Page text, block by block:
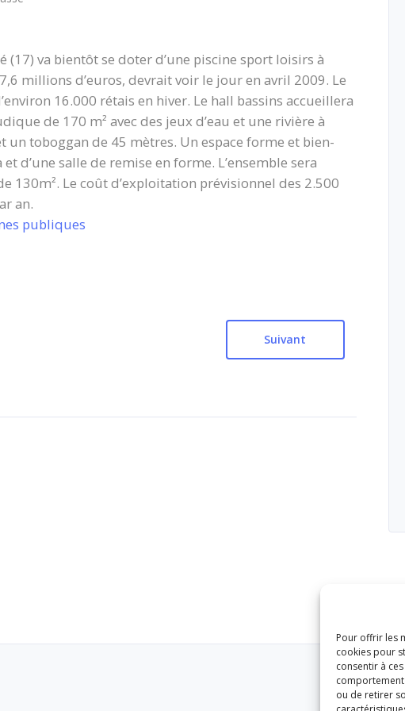
Pour offrir les
cookies pour
consentir à
comportement
ou de retirer
(17) va bientôt se doter d’une piscine sport loisirs à
millions d’euros, devrait voir le jour en avril 2009. Le
16.000 rétais en hiver. Le hall bassins accueillera
de 170 m² avec des jeux d’eau et une rivière à
toboggan de 45 mètres. Un espace forme et bien-
d’une salle de remise en forme. L’ensemble sera
130m². Le coût d’exploitation prévisionnel des 2.500
an.
publiques
Suivant